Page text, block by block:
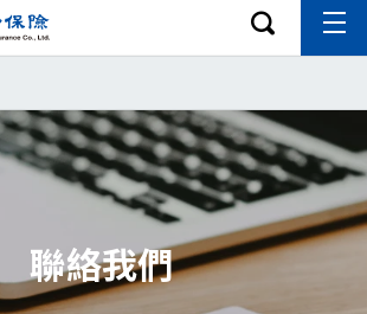
開啟搜尋選
關
主
股份有限公司-常見
聯絡我們